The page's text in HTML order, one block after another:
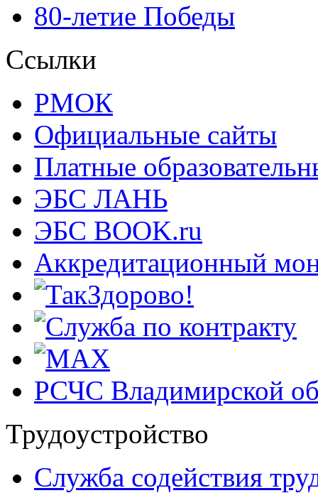
80-летие Победы
Ссылки
РМОК
Официальные сайты
Платные
ЭБС ЛАНЬ
ЭБС BOOK.ru
Аккредитационный
РСЧС Владимирской
Трудоустройство
Cлужба содействия